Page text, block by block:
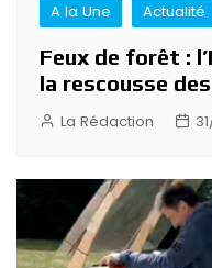
A la Une Actualité
Feux de forêt :
la rescousse
La Rédaction